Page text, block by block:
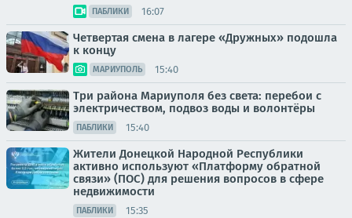
ПАБЛИКИ 16:07
Четвертая смена в лагере «Дружных» подошла
к концу
МАРИУПОЛЬ 15:40
Три района Мариуполя без света: перебои с
электричеством, подвоз воды и волонтёры
ПАБЛИКИ 15:40
Жители Донецкой Народной Республики
активно используют «Платформу обратной
связи» (ПОС) для решения вопросов в сфере
недвижимости
ПАБЛИКИ 15:35